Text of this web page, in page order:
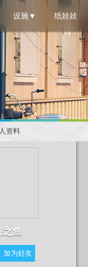
设施▼ 纸娃娃
资料
之鱼
加为好友